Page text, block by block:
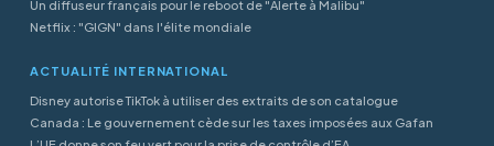
Un diffuseur français pour le reboot de "Alerte à Malibu"
Netflix : "GIGN" dans l'élite mondiale
ACTUALITÉ INTERNATIONAL
Disney autorise TikTok à utiliser des extraits de son catalogue
Canada : Le gouvernement cède sur les taxes imposées aux Gafan